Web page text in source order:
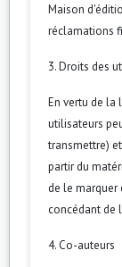
Maison
réclamations
3. Droits des
En vertu de la
utilisateurs
transmettre)
partir du
de le marquer
concédant de
4. Co-auteurs